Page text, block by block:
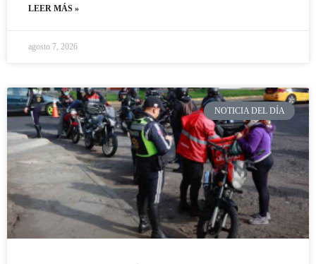
LEER MÁS »
agosto 7, 2026
NOTICIA DEL DÍA